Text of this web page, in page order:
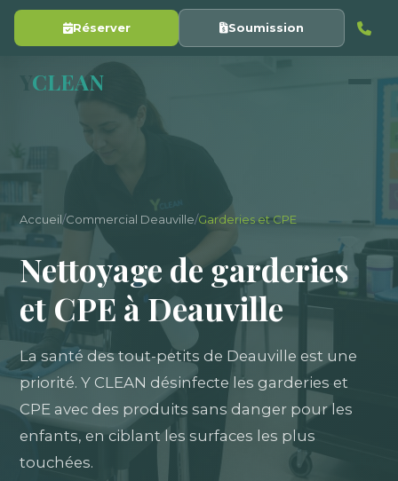
Réserver Soumission
CLEAN
Accueil/Commercial Deauville/Garderies et CPE
Nettoyage de garderies
et CPE à Deauville
La santé des tout-petits de Deauville est une
priorité. Y CLEAN désinfecte les garderies et
CPE avec des produits sans danger pour les
enfants, en ciblant les surfaces les plus
touchées.